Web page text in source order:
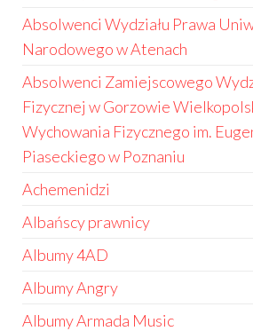
Absolwenci Wydziału Prawa
Narodowego w Atenach
Absolwenci Zamiejscowego
Fizycznej w Gorzowie
Wychowania Fizycznego im.
Piaseckiego w Poznaniu
Achemenidzi
Albańscy prawnicy
Albumy 4AD
Albumy Angry
Albumy Armada Music